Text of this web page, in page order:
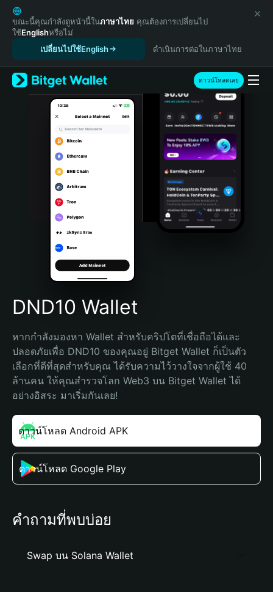
English
日本語
Tiếng Việt
Español (Latinoamérica)
Türkçe
Italiano
Português (Portugal)
Bahasa Indonesia
Português (Brasil)
Español (Argentina)
ขณะนี้คุณกำลังดูหน้านี้ในภาษาไทย คุณต้องการเปลี่ยนไป
ใช้Englishหรือไม่
เปลี่ยนไปใช้English
ดำเนินการต่อในภาษาไทย
ดาวน์โหลดเลย
DND10 Wallet
หากกำลังมองหา Wallet สำหรับคริปโตที่เชื่อถือได้และ
ปลอดภัยเพื่อ DND10 ของคุณอยู่ Bitget Wallet ก็เป็นตัว
เลือกที่ดีที่สุดสำหรับคุณ ได้รับความไว้วางใจจากผู้ใช้ 40
ล้านคน ให้คุณสำรวจโลก Web3 บน Bitget Wallet ได้
อย่างอิสระ มาเริ่มกันเลย!
ดาวน์โหลด Android APK
ดาวน์โหลด Google Play
คำถามที่พบบ่อย
Swap บน Solana Wallet